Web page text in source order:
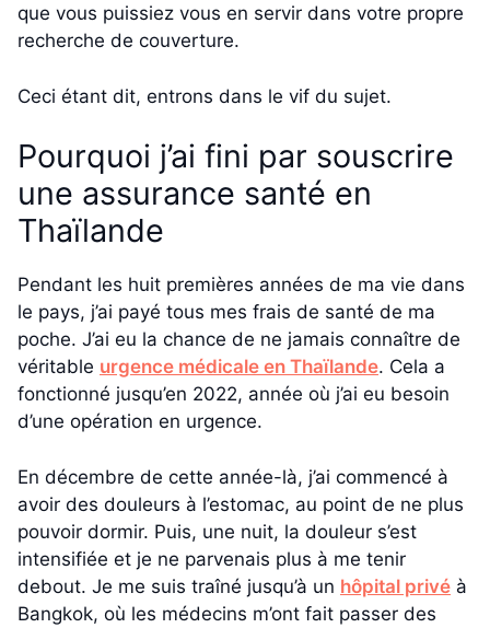
que vous puissiez vous en servir dans votre propre
recherche de couverture.
Ceci étant dit, entrons dans le vif du sujet.
Pourquoi j’ai fini par souscrire
une assurance santé en
Thaïlande
Pendant les huit premières années de ma vie dans
le pays, j’ai payé tous mes frais de santé de ma
poche. J’ai eu la chance de ne jamais connaître de
véritable urgence médicale en Thaïlande. Cela a
fonctionné jusqu’en 2022, année où j’ai eu besoin
d’une opération en urgence.
En décembre de cette année-là, j’ai commencé à
avoir des douleurs à l’estomac, au point de ne plus
pouvoir dormir. Puis, une nuit, la douleur s’est
intensifiée et je ne parvenais plus à me tenir
debout. Je me suis traîné jusqu’à un hôpital privé à
Bangkok, où les médecins m’ont fait passer des